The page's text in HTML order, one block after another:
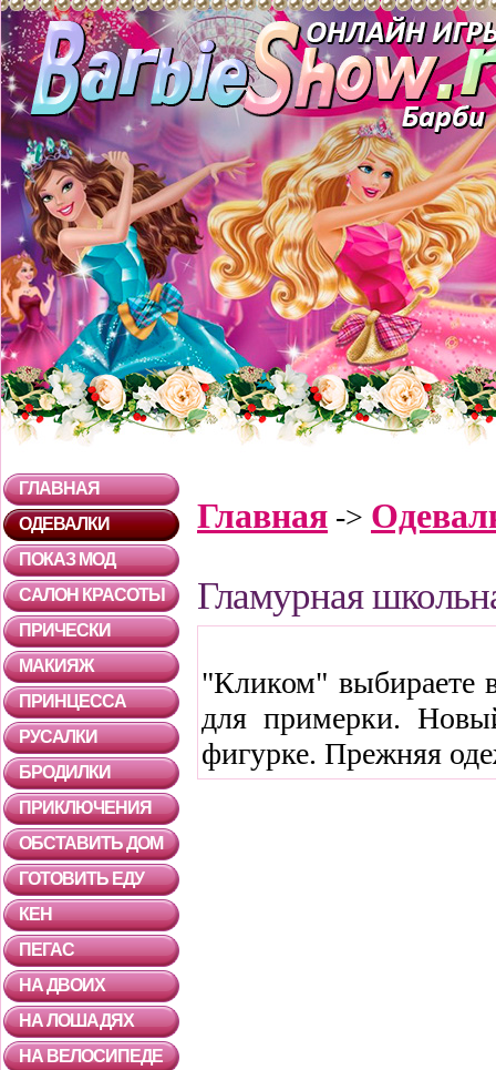
ГЛАВНАЯ
ОДЕВАЛКИ
ПОКАЗ МОД
САЛОН КРАСОТЫ
ПРИЧЕСКИ
МАКИЯЖ
ПРИНЦЕССА
РУСАЛКИ
БРОДИЛКИ
ПРИКЛЮЧЕНИЯ
ОБСТАВИТЬ ДОМ
ГОТОВИТЬ ЕДУ
КЕН
ПЕГАС
НА ДВОИХ
НА ЛОШАДЯХ
НА ВЕЛОСИПЕДЕ
Главная ->
Гламурная
"Кликом" выбираете
для примерки.
фигурке. Прежняя